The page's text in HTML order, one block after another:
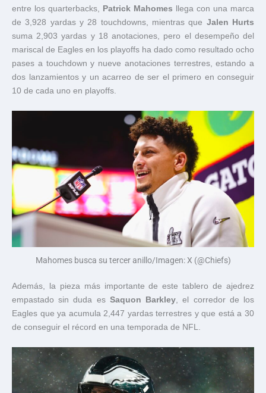
entre los quarterbacks,
Patrick Mahomes llega con una marca
de 3,928 yardas y 28 touchdowns, mientras que Jalen Hurts
suma 2,903 yardas y 18 anotaciones, pero el desempeño del
mariscal de Eagles en los playoffs ha dado como resultado ocho
pases a touchdown y nueve anotaciones terrestres, estando a
dos lanzamientos y un acarreo de ser el primero en conseguir
10 de cada uno en playoffs.
Mahomes busca su tercer anillo/Imagen: X (@Chiefs)
Además, la pieza más importante de este tablero de ajedrez
empastado sin duda es Saquon Barkley , el corredor de los
Eagles que ya acumula 2,447 yardas terrestres y que está a 30
de conseguir el récord en una temporada de NFL.